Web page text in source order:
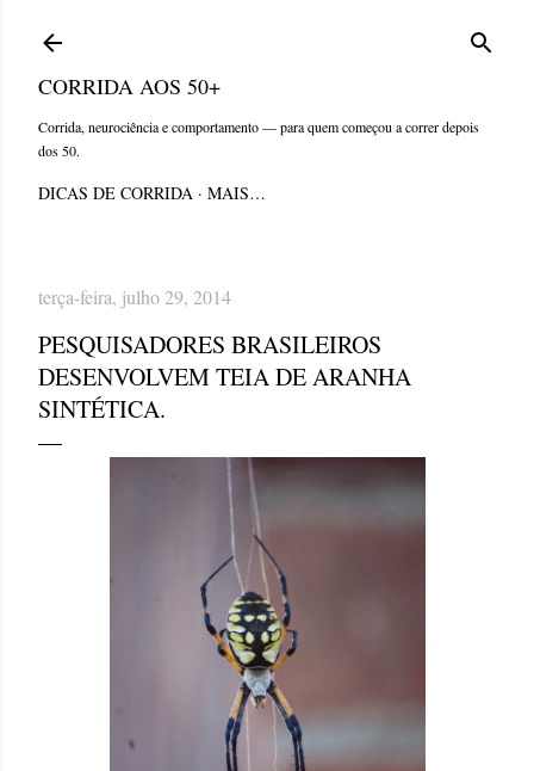
CORRIDA AOS 50+
Corrida, neurociência e comportamento — para quem começou a correr depois
dos 50.
DICAS DE CORRIDA MAIS…
terça-feira, julho 29, 2014
PESQUISADORES BRASILEIROS
DESENVOLVEM TEIA DE ARANHA
SINTÉTICA.